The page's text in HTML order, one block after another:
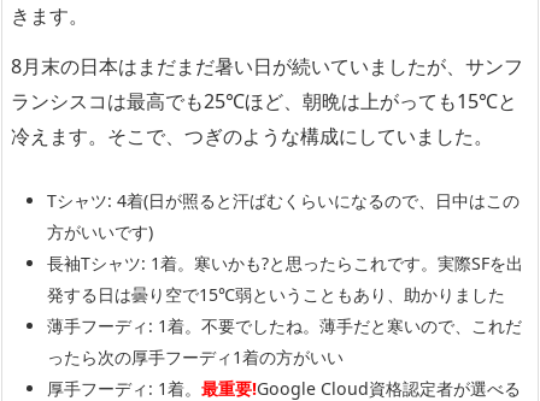
きます。
8月末の日本はまだまだ暑い日が続いていましたが、サンフ
ランシスコは最高でも25℃ほど、朝晩は上がっても15℃と
冷えます。そこで、つぎのような構成にしていました。
Tシャツ: 4着(日が照ると汗ばむくらいになるので、日中はこの
方がいいです)
長袖Tシャツ: 1着。寒いかも?と思ったらこれです。実際SFを出
発する日は曇り空で15℃弱ということもあり、助かりました
薄手フーディ: 1着。不要でしたね。薄手だと寒いので、これだ
ったら次の厚手フーディ1着の方がいい
厚手フーディ: 1着。 最重要!Google Cloud資格認定者が選べる